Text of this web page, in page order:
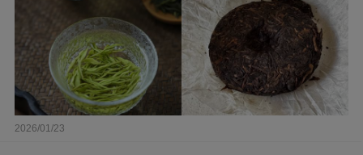
2026/01/23